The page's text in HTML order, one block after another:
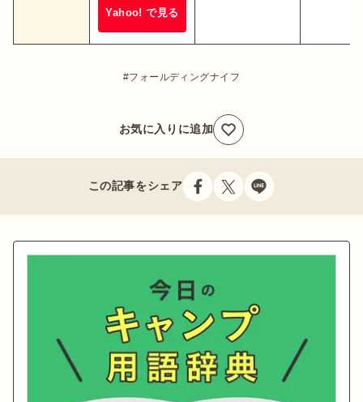
Yahoo! で見る
フォールディングナイフ
お気に入りに追加
この記事をシェア